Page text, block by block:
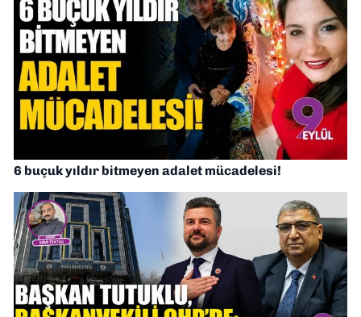
6 buçuk yıldır bitmeyen adalet mücadelesi!